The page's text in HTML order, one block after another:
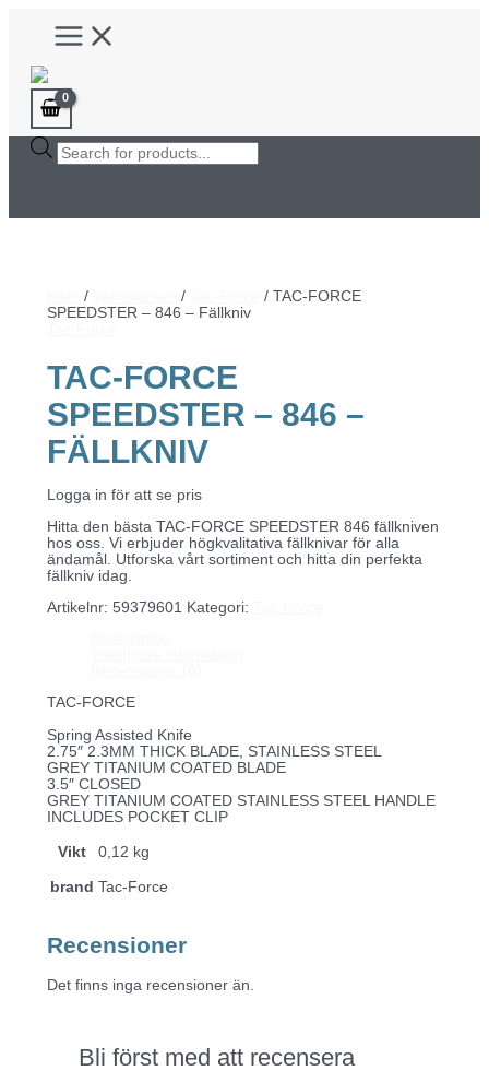
innehåll
Main
Menu
Products
search
/ /
/ TAC-FORCE
SPEEDSTER – 846 – Fällkniv
TAC-FORCE
SPEEDSTER – 846 –
FÄLLKNIV
Logga in för att se pris
Hitta den bästa TAC-FORCE SPEEDSTER 846 fällkniven
hos oss. Vi erbjuder högkvalitativa fällknivar för alla
ändamål. Utforska vårt sortiment och hitta din perfekta
fällkniv idag.
Artikelnr: 59379601 Kategori:
TAC-FORCE
Spring Assisted Knife
2.75″ 2.3MM THICK BLADE, STAINLESS STEEL
GREY TITANIUM COATED BLADE
3.5″ CLOSED
GREY TITANIUM COATED STAINLESS STEEL HANDLE
INCLUDES POCKET CLIP
Vikt 0,12 kg
brand Tac-Force
Recensioner
Det finns inga recensioner än.
Bli först med att recensera